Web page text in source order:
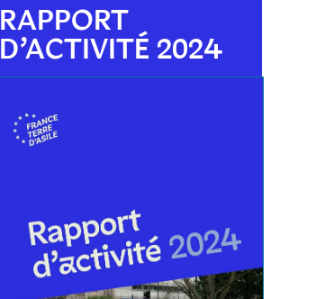
RAPPORT
D’ACTIVITÉ 2024